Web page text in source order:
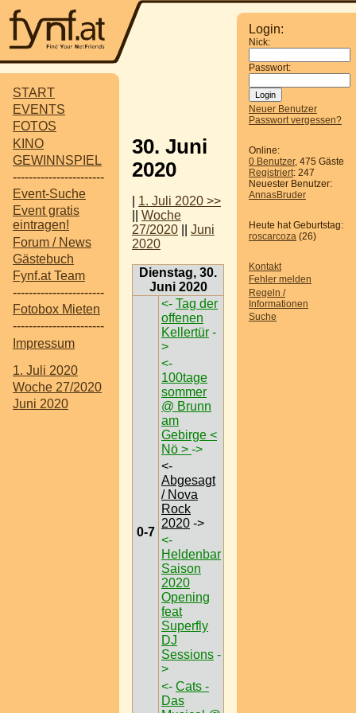
START
EVENTS
FOTOS
KINO
GEWINNSPIEL
-----------------------
Event-Suche
Event gratis
eintragen!
Forum / News
Gästebuch
Fynf.at Team
-----------------------
Fotobox Mieten
-----------------------
Impressum
1. Juli 2020
Woche 27/2020
Juni 2020
Login:
Nick:
Passwort:
Neuer Benutzer
Passwort vergessen?
Online:
0 Benutzer, 475 Gäste
Registriert: 247
Neuester Benutzer:
AnnasBruder
Heute hat Geburtstag:
roscarcoza (26)
Kontakt
Fehler melden
Regeln /
Informationen
Suche
30. Juni
2020
1. Juli 2020 >>
Woche
27/2020
Juni
2020
Dienstag, 30.
Juni 2020
0-7
<- Tag der
offenen
Kellertür -
>
<-
100tage
sommer
@ Brunn
am
Gebirge <
Nö > ->
<-
Abgesagt
/ Nova
Rock
2020 ->
<-
Heldenbar
Saison
2020
Opening
feat
Superfly
DJ
Sessions -
>
<- Cats -
Das